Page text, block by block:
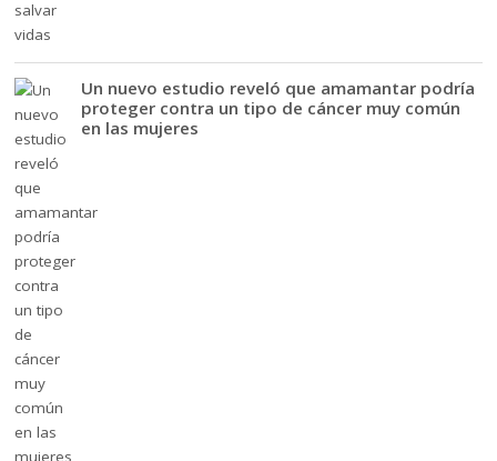
Un nuevo estudio reveló que amamantar podría
proteger contra un tipo de cáncer muy común
en las mujeres